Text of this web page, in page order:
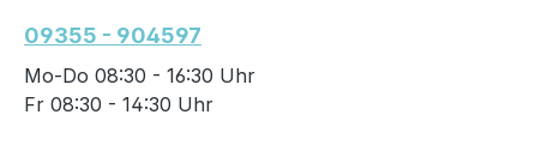
09355 - 904597
Mo-Do 08:30 - 16:30 Uhr
Fr 08:30 - 14:30 Uhr